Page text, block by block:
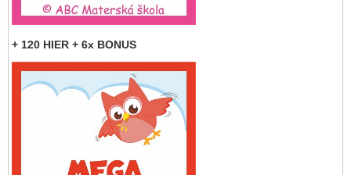
+ 120 HIER + 6x BONUS